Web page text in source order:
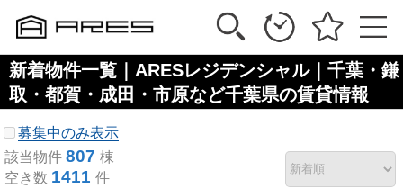
新着物件一覧｜ARESレジデンシャル｜千葉・鎌
取・都賀・成田・市原など千葉県の賃貸情報
募集中のみ表示
該当物件 807 棟
空き数 1411 件